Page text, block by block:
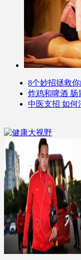
8个妙招拯救
炸鸡和啤酒 肠
中医支招 如何